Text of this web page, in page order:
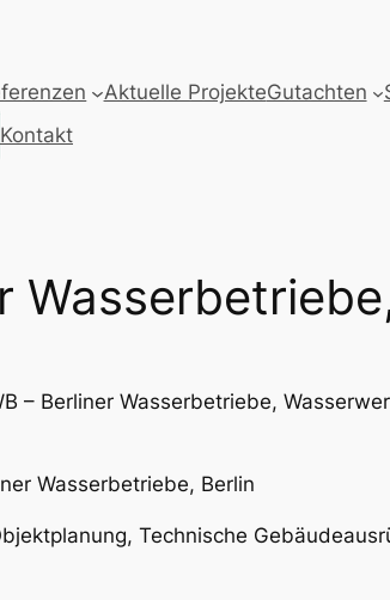
Aktuelle ProjekteGutachten
Kontakt
– Berliner Wasserbetriebe,
Wasserbetriebe, Berlin
Technische